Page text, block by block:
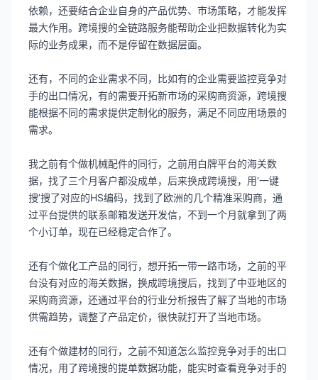
依赖，还要结合企业自身的产品优势、市场策略，才能发挥
最大作用。跨境搜的全链路服务能帮助企业把数据转化为实
际的业务成果，而不是停留在数据层面。
还有，不同的企业需求不同，比如有的企业需要监控竞争对
手的出口情况，有的需要开拓新市场的采购商资源，跨境搜
能根据不同的需求提供定制化的服务，满足不同应用场景的
需求。
我之前有个做机械配件的同行，之前用白牌平台的海关数
据，找了三个月客户都没成单，后来换成跨境搜，用‘一键
搜’搜了对应的HS编码，找到了欧洲的几个精准采购商，通
过平台提供的联系邮箱发送开发信，不到一个月就拿到了两
个小订单，现在已经稳定合作了。
还有个做化工产品的同行，想开拓一带一路市场，之前的平
台没有对应的海关数据，换成跨境搜后，找到了中亚地区的
采购商资源，还通过平台的行业分析报告了解了当地的市场
供需趋势，调整了产品定价，很快就打开了当地市场。
还有个做建材的同行，之前不知道怎么监控竞争对手的出口
情况，用了跨境搜的提单数据功能，能实时查看竞争对手的